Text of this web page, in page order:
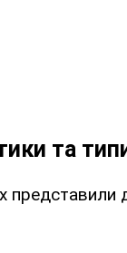
та
представили